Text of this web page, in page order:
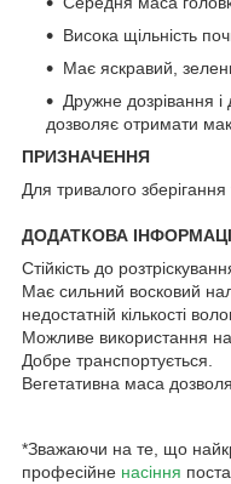
Висока щільність
Має яскравий,
Дружне дозрівання і
дозволяє отримати
ПРИЗНАЧЕННЯ
Для тривалого зберігання
ДОДАТКОВА
Стійкість до
Має сильний восковий
недостатній кількості
Можливе використання
Добре транспортується.
Вегетативна маса
*Зважаючи на те, що
професійне насіння